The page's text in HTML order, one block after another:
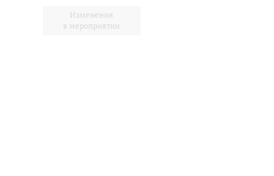
Изменения
в мероприятии